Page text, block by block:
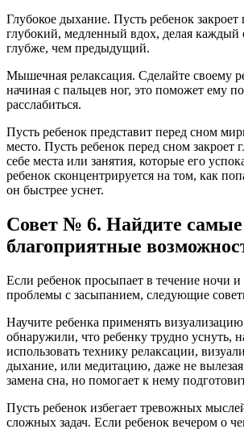
Глубокое дыхание. Пусть ребенок закроет
глубокий, медленный вдох, делая
глубже, чем предыдущий.
Мышечная релаксация. Сделайте своему
начиная с пальцев ног, это поможет ему
расслабиться.
Пусть ребенок представит перед сном
место. Пусть ребенок перед сном закроет
себе места или занятия, которые его
ребенок сконцентрируется на том, как
он быстрее уснет.
Совет № 6. Найдите самые
благоприятные
Если ребенок просыпает в течение ночи
проблемы с засыпанием, следующие
Научите ребенка применять
обнаружили, что ребенку трудно уснуть,
использовать технику релаксации,
дыхание, или медитацию, даже не
замена сна, но помогает к нему
Пусть ребенок избегает тревожных
сложных задач. Если ребенок вечером о